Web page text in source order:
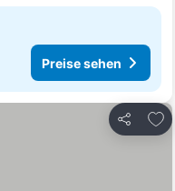
Preise sehen
Teilen
Zu